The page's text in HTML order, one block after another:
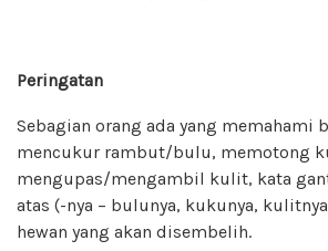
Peringatan
Sebagian orang ada yang memahami
mencukur rambut/bulu, memotong
mengupas/mengambil kulit, kata
atas (-nya – bulunya, kukunya,
hewan yang akan disembelih.